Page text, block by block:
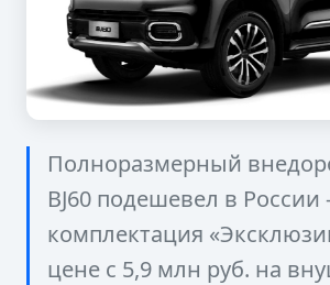
Полноразмерный
BJ60 подешевел в
комплектация
цене с 5,9 млн руб. на